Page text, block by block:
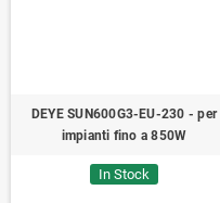
DEYE SUN600G3-EU-230 - per
impianti fino a 850W
In Stock